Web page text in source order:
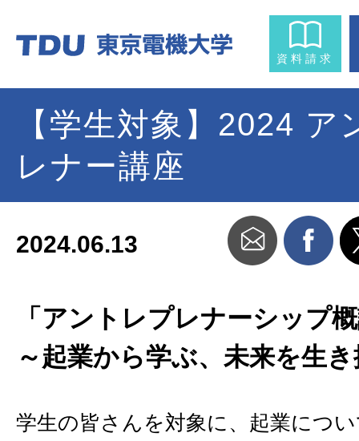
資料請求
【学生対象】2024 ア
レナー講座
2024.06.13
「アントレプレナーシップ
～起業から学ぶ、未来を生
学生の皆さんを対象に、起業につ